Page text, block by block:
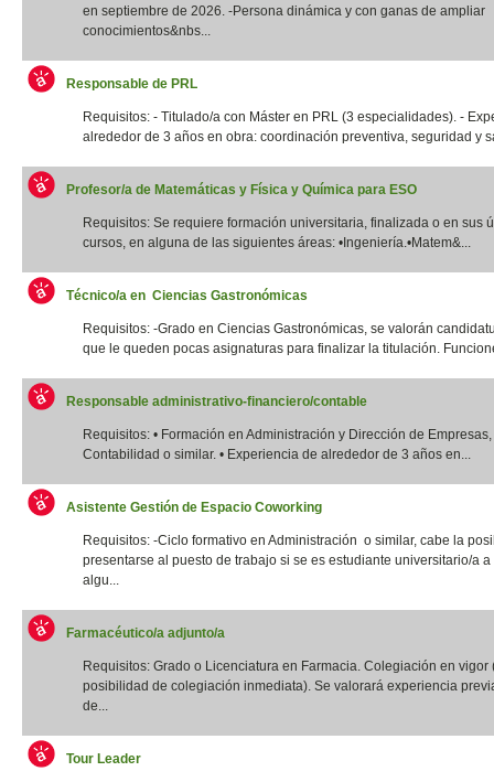
en septiembre de 2026. -Persona dinámica y con ganas de ampliar
conocimientos&nbs...
Responsable de PRL
Requisitos: - Titulado/a con Máster en PRL (3 especialidades). -
alrededor de 3 años en obra: coordinación preventiva, seguridad y
Profesor/a de Matemáticas y Física y Química para ESO
Requisitos: Se requiere formación universitaria, finalizada o en sus
cursos, en alguna de las siguientes áreas: •Ingeniería.•Matem&...
Técnico/a en Ciencias Gastronómicas
Requisitos: -Grado en Ciencias Gastronómicas, se valorán
que le queden pocas asignaturas para finalizar la titulación.
Responsable administrativo-financiero/contable
Requisitos: • Formación en Administración y Dirección de
Contabilidad o similar. • Experiencia de alrededor de 3 años en...
Asistente Gestión de Espacio Coworking
Requisitos: -Ciclo formativo en Administración o similar, cabe la
presentarse al puesto de trabajo si se es estudiante universitario/a a
algu...
Farmacéutico/a adjunto/a
Requisitos: Grado o Licenciatura en Farmacia. Colegiación en vigor
posibilidad de colegiación inmediata). Se valorará experiencia
de...
Tour Leader